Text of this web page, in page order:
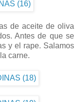
de aceite de oliva
Antes de que se
y el rape. Salamos
carne.